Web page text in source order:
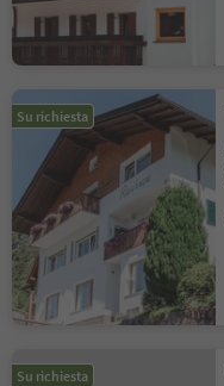
Su richiesta
Su richiesta